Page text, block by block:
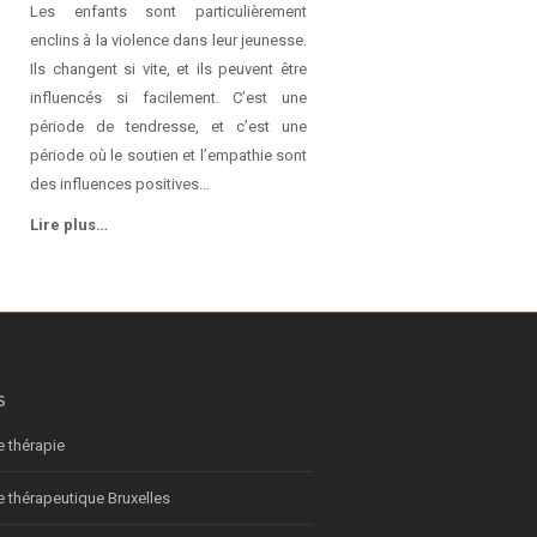
Les enfants sont particulièrement
enclins à la violence dans leur jeunesse.
Ils changent si vite, et ils peuvent être
influencés si facilement. C’est une
période de tendresse, et c’est une
période où le soutien et l’empathie sont
des influences positives…
Lire plus…
thérapie
thérapeutique Bruxelles